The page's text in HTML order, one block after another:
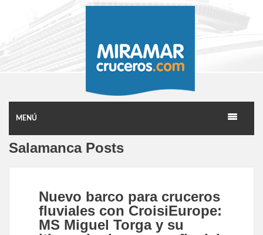
MENÚ
Salamanca Posts
Nuevo barco para cruceros
fluviales con CroisiEurope:
MS Miguel Torga y su